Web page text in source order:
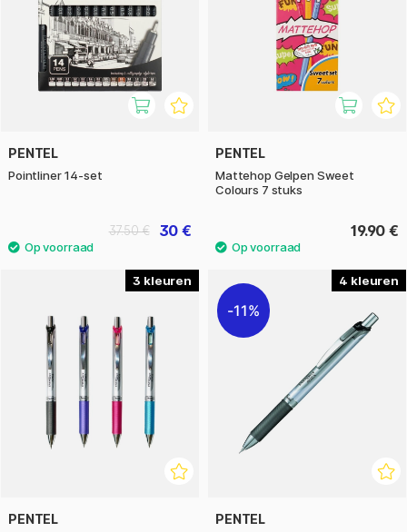
PENTEL
Pointliner 14-set
30 €
37.50 €
PENTEL
Mattehop Gelpen Sweet
Colours 7 stuks
19.90 €
3
PENTEL
4
11%
PENTEL